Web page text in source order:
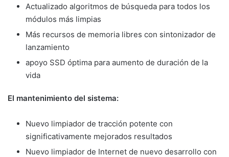
Actualizado algoritmos de búsqueda para todos los
módulos más limpias
Más recursos de memoria libres con sintonizador de
lanzamiento
apoyo SSD óptima para aumento de duración de la
vida
El mantenimiento del sistema:
Nuevo limpiador de tracción potente con
significativamente mejorados resultados
Nuevo limpiador de Internet de nuevo desarrollo con